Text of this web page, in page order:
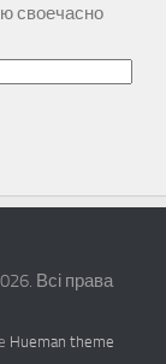
своечасно
Всі права
Hueman theme